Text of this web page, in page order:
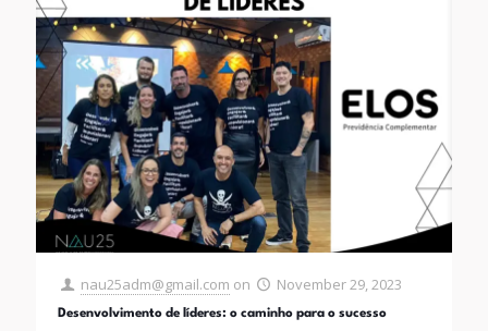
nau25adm@gmail.com on November 29, 2023
Desenvolvimento de líderes: o caminho para o sucesso